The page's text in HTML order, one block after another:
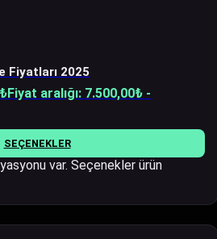
Fiyatları 2025
₺Fiyat aralığı: 7.500,00₺ -
SEÇENEKLER
var. Seçenekler ürün